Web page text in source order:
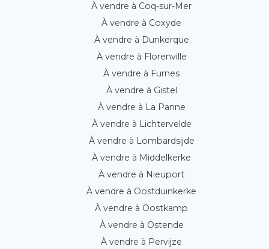
À vendre à Coq-sur-Mer
À vendre à Coxyde
À vendre à Dunkerque
À vendre à Florenville
À vendre à Furnes
À vendre à Gistel
À vendre à La Panne
À vendre à Lichtervelde
À vendre à Lombardsijde
À vendre à Middelkerke
À vendre à Nieuport
À vendre à Oostduinkerke
À vendre à Oostkamp
À vendre à Ostende
À vendre à Pervijze